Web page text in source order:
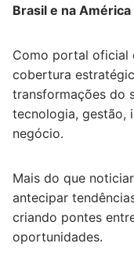
Brasil e na América
Como portal oficial
cobertura
transformações do
tecnologia, gestão,
negócio.
Mais do que
antecipar
criando pontes
oportunidades.